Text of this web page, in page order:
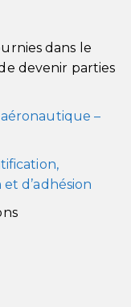
dans le
devenir parties
–
d’adhésion